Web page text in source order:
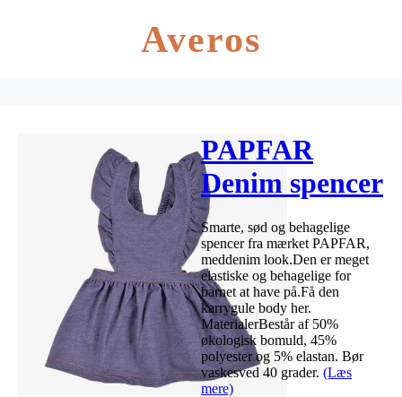
Averos
PAPFAR
Denim spencer
Smarte, sød og behagelige
spencer fra mærket PAPFAR,
meddenim look.Den er meget
elastiske og behagelige for
barnet at have på.Få den
karrygule body her.
MaterialerBestår af 50%
økologisk bomuld, 45%
polyester og 5% elastan. Bør
vaskesved 40 grader. (Læs
mere)